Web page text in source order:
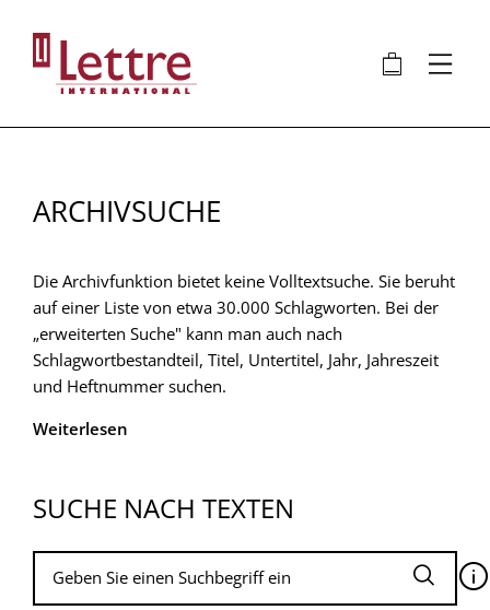
Inhalt
🛍 ⋮
ARCHIVSUCHE
Die Archivfunktion bietet keine Volltextsuche. Sie beruht
auf einer Liste von etwa 30.000 Schlagworten. Bei der
„erweiterten Suche" kann man auch nach
Schlagwortbestandteil, Titel, Untertitel, Jahr, Jahreszeit
und Heftnummer suchen.
Weiterlesen
SUCHE NACH TEXTEN
🛈